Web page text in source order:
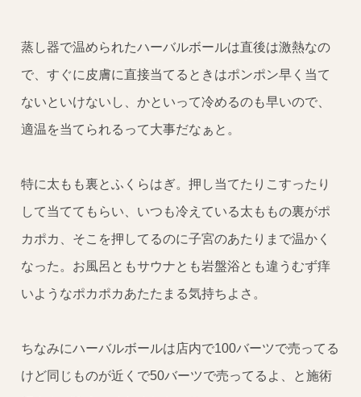
蒸し器で温められたハーバルボールは直後は激熱なの
で、すぐに皮膚に直接当てるときはポンポン早く当て
ないといけないし、かといって冷めるのも早いので、
適温を当てられるって大事だなぁと。
特に太もも裏とふくらはぎ。押し当てたりこすったり
して当ててもらい、いつも冷えている太ももの裏がポ
カポカ、そこを押してるのに子宮のあたりまで温かく
なった。お風呂ともサウナとも岩盤浴とも違うむず痒
いようなポカポカあたたまる気持ちよさ。
ちなみにハーバルボールは店内で100バーツで売ってる
けど同じものが近くで50バーツで売ってるよ、と施術